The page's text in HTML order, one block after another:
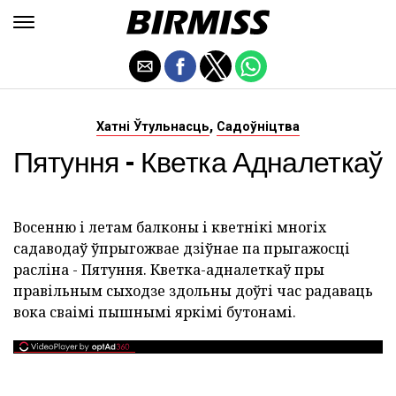
Хатні Ўтульнасць, Садоўніцтва
Пятуння - Кветка Адналеткаў
Восенню і летам балконы і кветнікі многіх
садаводаў ўпрыгожвае дзіўнае па прыгажосці
расліна - Пятуння. Кветка-адналеткаў пры
правільным сыходзе здольны доўгі час радаваць
вока сваімі пышнымі яркімі бутонамі.